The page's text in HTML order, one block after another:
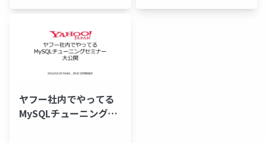
ヤフー社内でやってる
MySQLチューニングセ